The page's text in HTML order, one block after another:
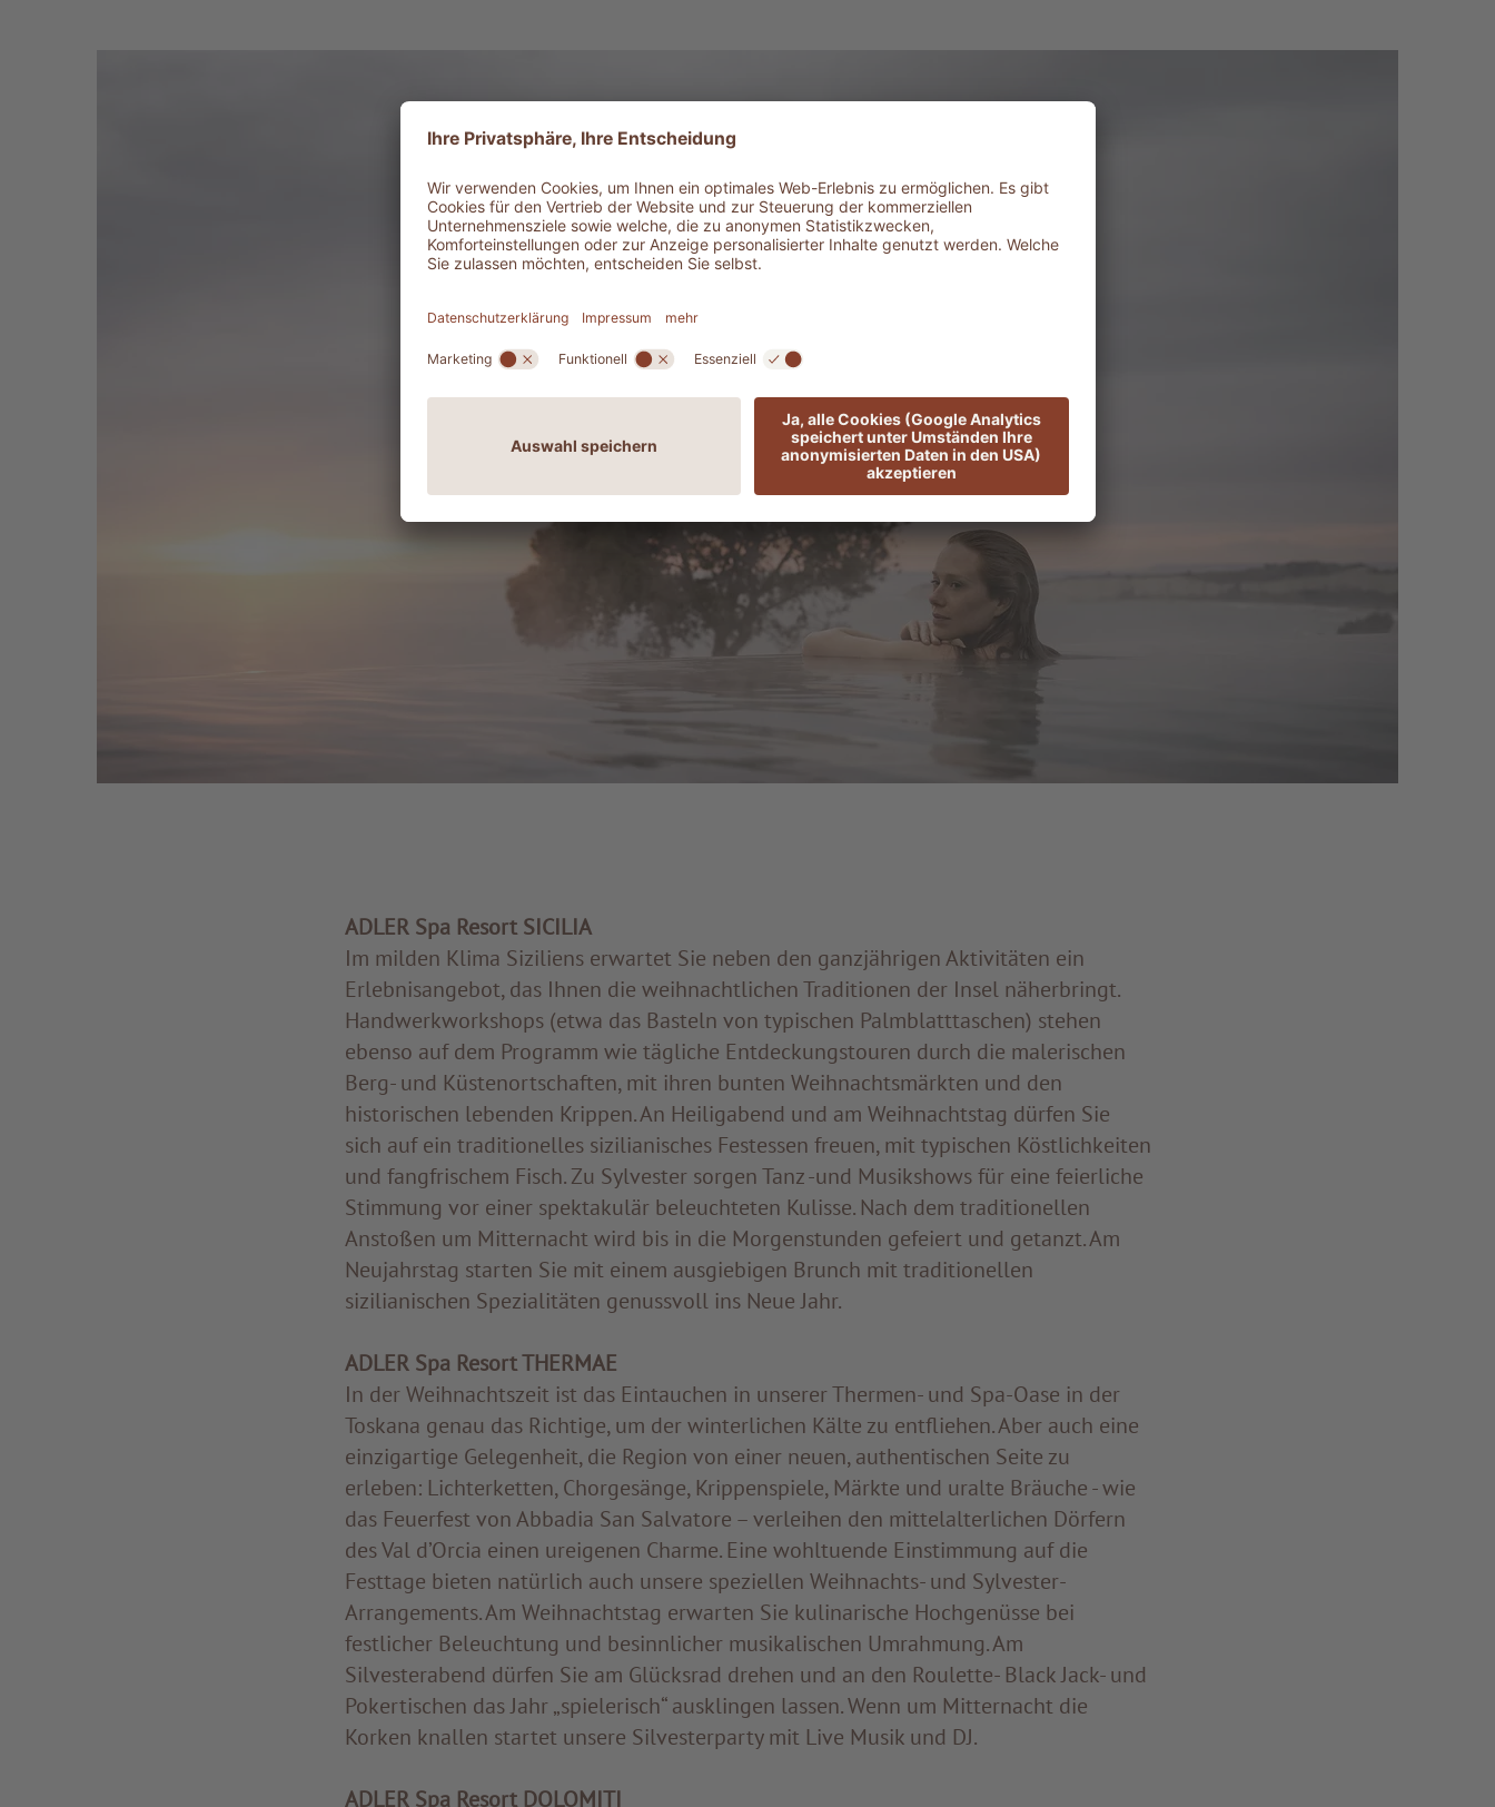
ADLER Spa Resort SICILIA
Im milden Klima Siziliens erwartet Sie neben den ganzjährigen Aktivitäten ein
Erlebnisangebot, das Ihnen die weihnachtlichen Traditionen der Insel näherbringt.
Handwerkworkshops (etwa das Basteln von typischen Palmblatttaschen) stehen
ebenso auf dem Programm wie tägliche Entdeckungstouren durch die malerischen
Berg- und Küstenortschaften, mit ihren bunten Weihnachtsmärkten und den
historischen lebenden Krippen. An Heiligabend und am Weihnachtstag dürfen Sie
sich auf ein traditionelles sizilianisches Festessen freuen, mit typischen Köstlichkeiten
und fangfrischem Fisch. Zu Sylvester sorgen Tanz -und Musikshows für eine feierliche
Stimmung vor einer spektakulär beleuchteten Kulisse. Nach dem traditionellen
Anstoßen um Mitternacht wird bis in die Morgenstunden gefeiert und getanzt. Am
Neujahrstag starten Sie mit einem ausgiebigen Brunch mit traditionellen
sizilianischen Spezialitäten genussvoll ins Neue Jahr.
ADLER Spa Resort THERMAE
In der Weihnachtszeit ist das Eintauchen in unserer Thermen- und Spa-Oase in der
Toskana genau das Richtige, um der winterlichen Kälte zu entfliehen. Aber auch eine
einzigartige Gelegenheit, die Region von einer neuen, authentischen Seite zu
erleben: Lichterketten, Chorgesänge, Krippenspiele, Märkte und uralte Bräuche - wie
das Feuerfest von Abbadia San Salvatore – verleihen den mittelalterlichen Dörfern
des Val d’Orcia einen ureigenen Charme. Eine wohltuende Einstimmung auf die
Festtage bieten natürlich auch unsere speziellen Weihnachts- und Sylvester-
Arrangements. Am Weihnachtstag erwarten Sie kulinarische Hochgenüsse bei
festlicher Beleuchtung und besinnlicher musikalischen Umrahmung. Am
Silvesterabend dürfen Sie am Glücksrad drehen und an den Roulette- Black Jack- und
Pokertischen das Jahr „spielerisch“ ausklingen lassen. Wenn um Mitternacht die
Korken knallen startet unsere Silvesterparty mit Live Musik und DJ.
ADLER Spa Resort DOLOMITI